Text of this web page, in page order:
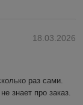
18.03.2026
раз сами.
знает про заказ.